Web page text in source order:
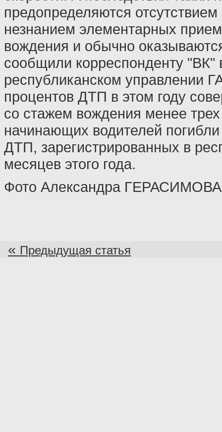
предопределяются
незнанием элементарных
вождения и обычно
сообщили корреспонденту "ВК"
республиканском управлении
процентов ДТП в этом году
со стажем вождения менее
начинающих водителей
ДТП, зарегистрированных в
месяцев этого года.
Фото Александра
« Предыдущая статья